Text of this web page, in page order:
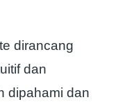
dirancang
dan
dipahami dan